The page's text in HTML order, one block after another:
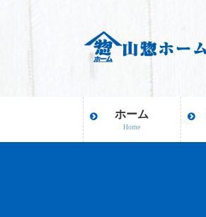
移
ホーム
Home